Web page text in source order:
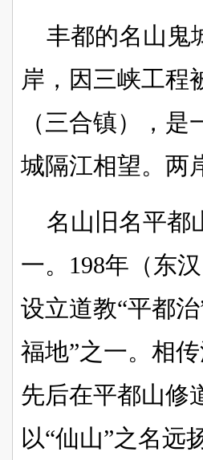
丰都的名山鬼
岸，因三峡工程
（三合镇），
城隔江相望。两
名山旧名平都
一。198年（东
设立道教“平都
福地”之一。相
先后在平都山修
以“仙山”之名远